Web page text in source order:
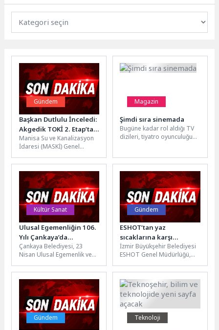
Gündem
Başkan Dutlulu İnceledi:
Akgedik TOKİ 2. Etap’ta
Altyapı Hamlesi
Manisa Su ve Kanalizasyon
İdaresi (MASKİ) Genel
ilçesine bağlı Akgedik
Mahallesi TOKİ 2....
Magazin
Şimdi sıra sinemada
Bugüne kadar rol aldığı TV
dizileri, tiyatro oyunculuğu
Kültür Sanat
Ulusal Egemenliğin 106.
Yılı Çankaya’da
Kutlanacak
Çankaya Belediyesi, 23
Nisan Ulusal Egemenlik ve
dört bir yanında gün boyu...
Gündem
ESHOT’tan yaz
sıcaklarına karşı
kesintisiz klima mesaisi
İzmir Büyükşehir Belediyesi
ESHOT Genel Müdürlüğü,
klima bakım ve kontrollerini
sürdürüyor....
Gündem Teknoloji